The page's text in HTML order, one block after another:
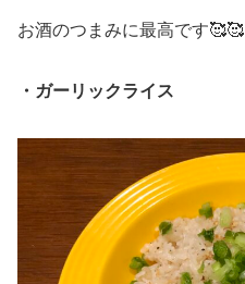
お酒のつまみに最高です🥰🥰
・ガーリックライス